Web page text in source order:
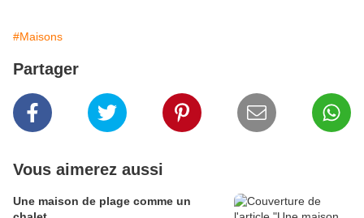
#Maisons
Partager
Vous aimerez aussi
Une maison de plage comme un